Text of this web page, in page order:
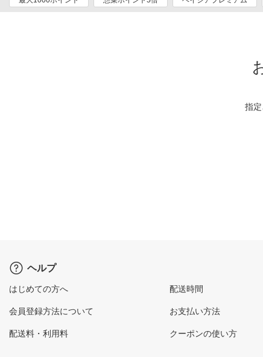
指
ヘルプ
はじめての方へ
会員登録方法について
配送料・利用料
配送時間
お支払い方法
クーポンの使い方